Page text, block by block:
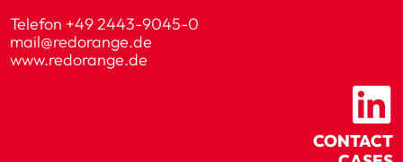
Telefon +49 2443-9045-0
mail@redorange.de
www.redorange.de
CONTACT